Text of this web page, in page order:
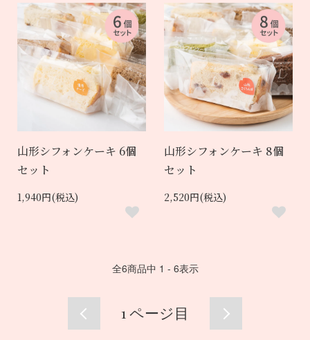
山形シフォンケーキ 6個
セット
1,940円(税込)
山形シフォンケーキ 8個
セット
2,520円(税込)
全6商品中 1 - 6表示
1 ページ目